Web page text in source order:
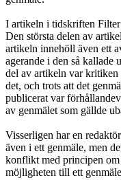
I artikeln i tidskriften
Den största delen av
artikeln innehöll även ett
agerande i den så kallade
del av artikeln var kritiken
det, och trots att det
publicerat var
av genmälet som gällde
Visserligen har en
även i ett genmäle, men
konflikt med principen om
möjligheten till ett